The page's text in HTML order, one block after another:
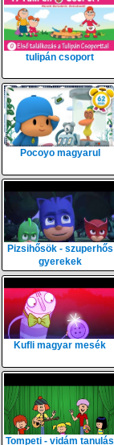
tulipán csoport
Pocoyo magyarul
Pizsihősök - szuperhős
gyerekek
Kufli magyar mesék
Tompeti - vidám tanulás